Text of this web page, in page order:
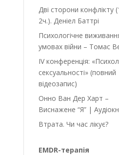
Дві сторони конфлікту
2ч.). Деніел Баттрі
Психологічне
умовах війни – Томас
IV конференція:
сексуальності» (повний
відеозапис)
Онно Ван Дер Харт –
Виснажене “Я” |
Втрата. Чи час лікує?
EMDR-терапія